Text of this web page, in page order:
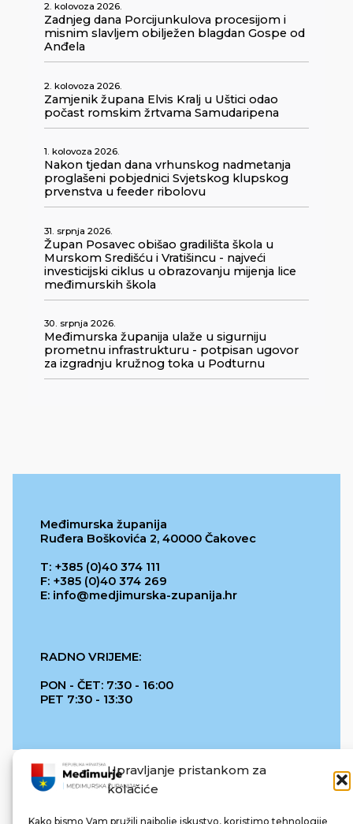
Upravljanje pristankom za
kolačiće
Kako bismo Vam pružili najbolje iskustvo, koristimo tehnologije
2. kolovoza 2026.
Zadnjeg dana Porcijunkulova procesijom i
misnim slavljem obilježen blagdan Gospe od
Anđela
2. kolovoza 2026.
Zamjenik župana Elvis Kralj u Uštici odao
počast romskim žrtvama Samudaripena
1. kolovoza 2026.
Nakon tjedan dana vrhunskog nadmetanja
proglašeni pobjednici Svjetskog klupskog
prvenstva u feeder ribolovu
31. srpnja 2026.
Župan Posavec obišao gradilišta škola u
Murskom Središću i Vratišincu - najveći
investicijski ciklus u obrazovanju mijenja lice
međimurskih škola
30. srpnja 2026.
Međimurska županija ulaže u sigurniju
prometnu infrastrukturu - potpisan ugovor
za izgradnju kružnog toka u Podturnu
Međimurska županija
Ruđera Boškovića 2, 40000 Čakovec
T: +385 (0)40 374 111
F: +385 (0)40 374 269
E: info@medjimurska-zupanija.hr
RADNO VRIJEME:
PON - ČET: 7:30 - 16:00
PET 7:30 - 13:30